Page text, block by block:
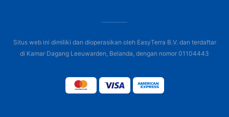
Situs web ini dimiliki dan dioperasikan oleh EasyTerra B.V. dan terdaftar
di Kamar Dagang Leeuwarden, Belanda, dengan nomor 01104443